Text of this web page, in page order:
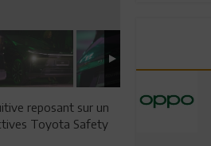
reposant sur un
Toyota Safety